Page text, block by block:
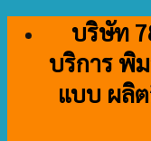
content
บริษัท
บริการ พิ
แบบ ผลิ